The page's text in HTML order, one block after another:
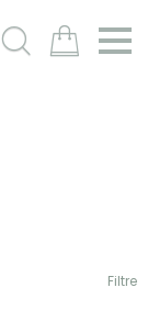
m
Filtre